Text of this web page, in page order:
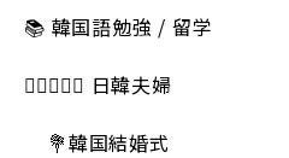
📚 韓国語勉強 / 留学
👩🏻‍❤️‍👨🏻 日韓夫婦
💐韓国結婚式